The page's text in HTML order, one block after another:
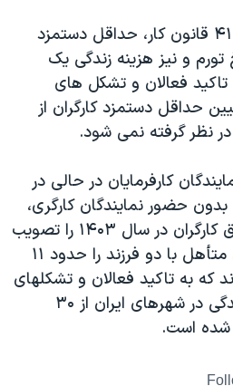
بر اساس دو تبصره ماده ۴۱ قانون کار، حداقل دستمزد
تورم و نیز هزینه زندگی یک
تاکید فعالان و تشکل های
حداقل دستمزد کارگران از
نظر گرفته نمی شود.
کارفرمایان در حالی در
آخرین ساعات سال ۱۴۰۲ بدون حضور نمایندگان کارگری،
افزایش ۳۵ درصدی حقوق کارگران در سال ۱۴۰۳ را تصویب
و حداقل دریافتی کارگران متأهل با دو فرزند را حدود ۱۱
که به تاکید فعالان و تشکلهای
مستقل کارگری، هزینه زندگی در شهرهای ایران از ۳۰
شده است.